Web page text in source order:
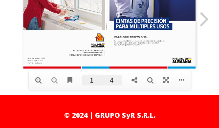
© 2024 | GRUPO SyR S.R.L.